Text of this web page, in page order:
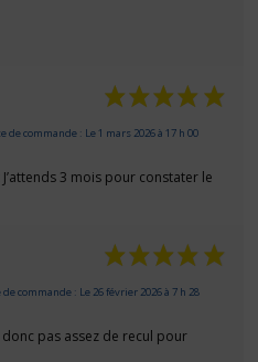
de commande : Le 1 mars 2026 à 17 h 00
3 mois pour constater le
de commande : Le 26 février 2026 à 7 h 28
pas assez de recul pour